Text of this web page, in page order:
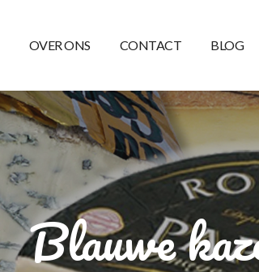
OVER ONS CONTACT BLOG
Blauwe